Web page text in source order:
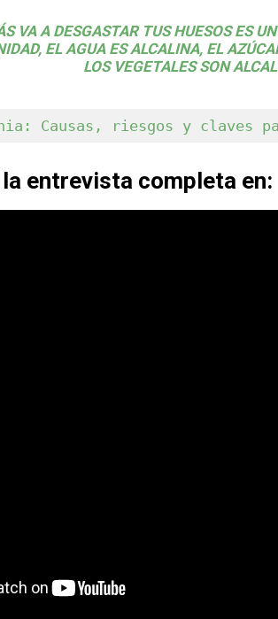
VA A DESGASTAR TUS HUESOS ES
EL AGUA ES ALCALINA, EL
LOS VEGETALES SON
Causas, riesgos y claves
entrevista completa en: